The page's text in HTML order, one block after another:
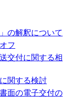
の解釈について
フ
交付に関する相
関する検討
面の電子交付の